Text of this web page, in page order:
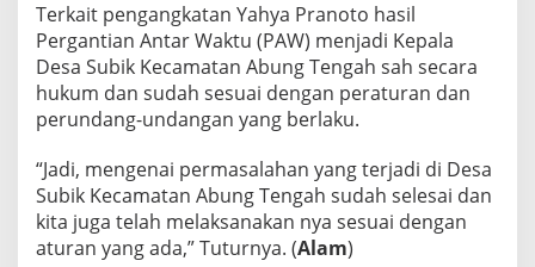
Terkait pengangkatan Yahya Pranoto hasil
Pergantian Antar Waktu (PAW) menjadi Kepala
Desa Subik Kecamatan Abung Tengah sah secara
hukum dan sudah sesuai dengan peraturan dan
perundang-undangan yang berlaku.
“Jadi, mengenai permasalahan yang terjadi di Desa
Subik Kecamatan Abung Tengah sudah selesai dan
kita juga telah melaksanakan nya sesuai dengan
aturan yang ada,” Tuturnya. (Alam)